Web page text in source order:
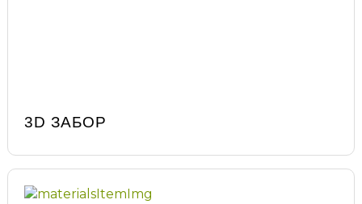
3D ЗАБОР